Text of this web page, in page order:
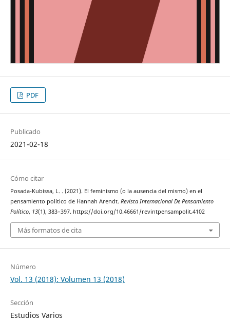
PDF
Publicado
2021-02-18
Cómo citar
Posada-Kubissa, L. . (2021). El feminismo (o la ausencia del mismo) en el
pensamiento político de Hannah Arendt. Revista Internacional De Pensamiento
Político, 13(1), 383–397. https://doi.org/10.46661/revintpensampolit.4102
Más formatos de cita
Número
Vol. 13 (2018): Volumen 13 (2018)
Sección
Estudios Varios